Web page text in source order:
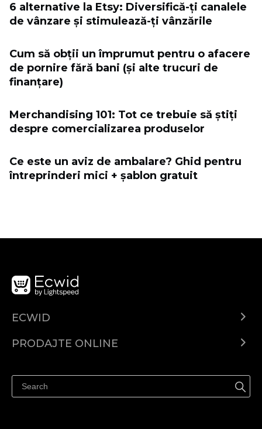
6 alternative la Etsy: Diversifică-ți canalele
de vânzare și stimulează-ți vânzările
Cum să obții un împrumut pentru o afacere
de pornire fără bani (și alte trucuri de
finanțare)
Merchandising 101: Tot ce trebuie să știți
despre comercializarea produselor
Ce este un aviz de ambalare? Ghid pentru
întreprinderi mici + șablon gratuit
ECWID
PRODAJTE ONLINE